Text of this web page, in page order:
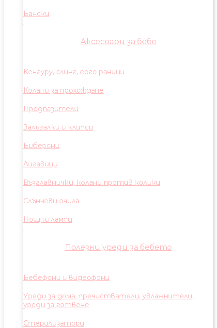
Бански
Аксесоари за бебе
Кенгуру, слинг, ерго раници
Колани за прохождане
Предпазители
Залъгалки и клипси
Биберони
Лигавици
Възглавнички, колани против колики
Слънчеви очила
Нощни лампи
Полезни уреди за бебето
Бебефони и видеофони
Уреди за дома, пречистватели, увлажнители,
уреди за готвене
Стерилизатори